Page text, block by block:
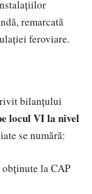
remarcată
feroviare.
bilanțului
locul VI la nivel
se numără:
obținute la CAP